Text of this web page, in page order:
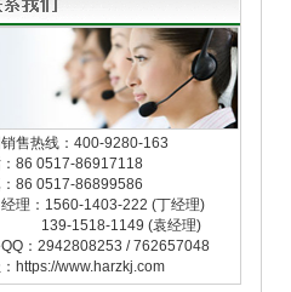
售热线：400-9280-163
：86 0517-86917118
86 0517-86899586
理：1560-1403-222 (丁经理)
1518-1149 (袁经理)
：2942808253 / 762657048
：https://www.harzkj.com